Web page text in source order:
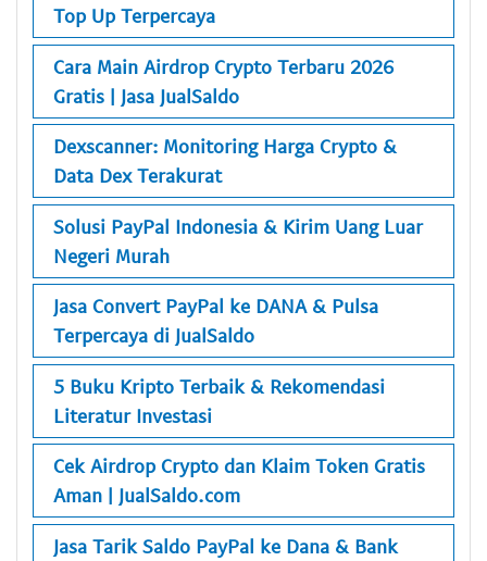
Top Up Terpercaya
Cara Main Airdrop Crypto Terbaru 2026
Gratis | Jasa JualSaldo
Dexscanner: Monitoring Harga Crypto &
Data Dex Terakurat
Solusi PayPal Indonesia & Kirim Uang Luar
Negeri Murah
Jasa Convert PayPal ke DANA & Pulsa
Terpercaya di JualSaldo
5 Buku Kripto Terbaik & Rekomendasi
Literatur Investasi
Cek Airdrop Crypto dan Klaim Token Gratis
Aman | JualSaldo.com
Jasa Tarik Saldo PayPal ke Dana & Bank